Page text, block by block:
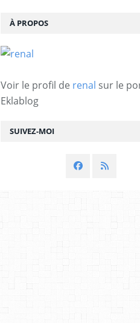
SUIVEZ-MOI
À PROPOS
Voir le profil de renal sur le
Eklablog